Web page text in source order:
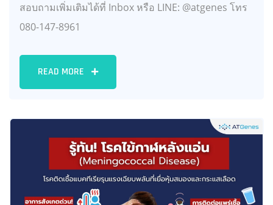
สอบถามเพิ่มเติมได้ที่ Inbox หรือ LINE: @atgenes โทร
080-147-8961
READ MORE